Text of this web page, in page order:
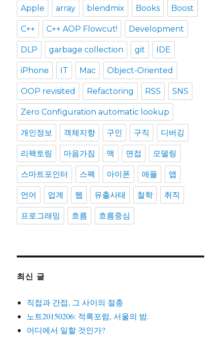
Apple array blendmix Books Boost
C++ C++ AOP Flowcut! Development
DLP garbage collection git IDE
iPhone IT Mac Object-Oriented
OOP revisited Refactoring RSS SNS
Zero Configuration automatic lookup
개인정보 객체지향 구인 구직 디버깅
리팩토링 마음가짐 맥 면접 모델링
스마트포인터 스펙 아이폰 애플 앱
언어 업계 웹 유출사태 철학 취직
프로그래밍 흐름 흐름중심
최신 글
직접과 간접, 그 사이의 절충
노트20150206: 적록포럼, 서울의 밤.
어디에서 일할 것인가?